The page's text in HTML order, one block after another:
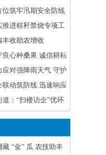
位筑牢汛期安全防线
推进秸秆禁烧专项工
丰收助农增收
良心种桑果 诚信耕耘
对强降雨天气 守护
联动筑防线 迅速响应
：“扫楼访企”优环
“金” 瓜 农技助丰